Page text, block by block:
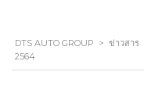
DTS AUTO GROUP > ข่าวสาร
2564